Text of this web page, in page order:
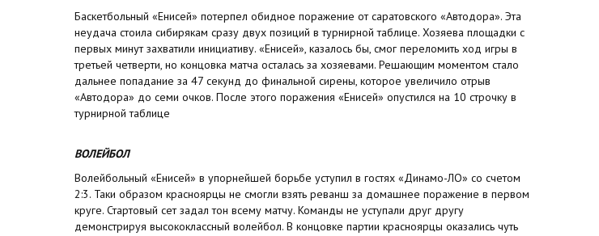
Баскетбольный «Енисей» потерпел обидное поражение от саратовского «Автодора». Эта
неудача стоила сибирякам сразу двух позиций в турнирной таблице. Хозяева площадки с
первых минут захватили инициативу. «Енисей», казалось бы, смог переломить ход игры в
третьей четверти, но концовка матча осталась за хозяевами. Решающим моментом стало
дальнее попадание за 47 секунд до финальной сирены, которое увеличило отрыв
«Автодора» до семи очков. После этого поражения «Енисей» опустился на 10 строчку в
турнирной таблице
ВОЛЕЙБОЛ
Волейбольный «Енисей» в упорнейшей борьбе уступил в гостях «Динамо-ЛО» со счетом
2:3. Таки образом красноярцы не смогли взять реванш за домашнее поражение в первом
круге. Стартовый сет задал тон всему матчу. Команды не уступали друг другу
демонстрируя высококлассный волейбол. В концовке партии красноярцы оказались чуть